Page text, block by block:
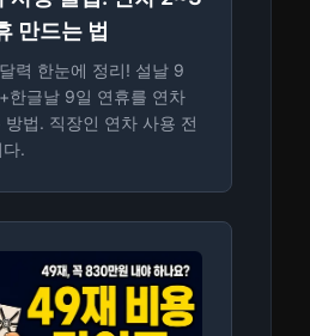
만드는 법
력 한눈에 정리! 설날 9
한글날 9일 연휴를 연차
법. 직장인 연차 사용 전
.